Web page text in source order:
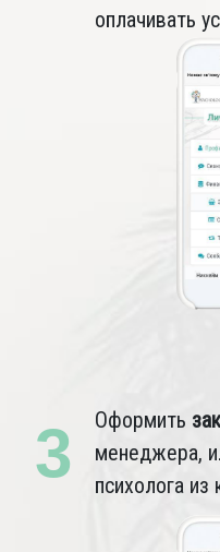
оплачивать
3 Оформить
менеджера,
психолога из